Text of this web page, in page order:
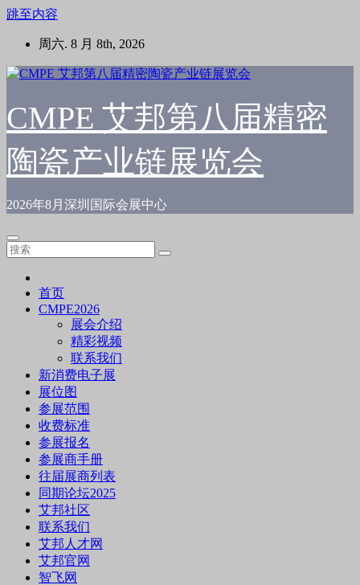
跳至内容
周六. 8 月 8th, 2026
CMPE 艾邦第八届精密
陶瓷产业链展览会
2026年8月深圳国际会展中心
首页
CMPE2026
展会介绍
精彩视频
联系我们
新消费电子展
展位图
参展范围
收费标准
参展报名
参展商手册
往届展商列表
同期论坛2025
艾邦社区
联系我们
艾邦人才网
艾邦官网
智飞网